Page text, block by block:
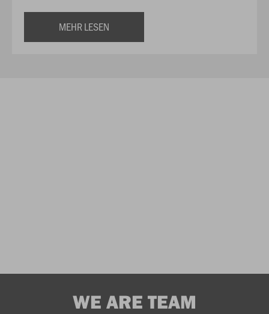
MEHR LESEN
WE ARE TEAM